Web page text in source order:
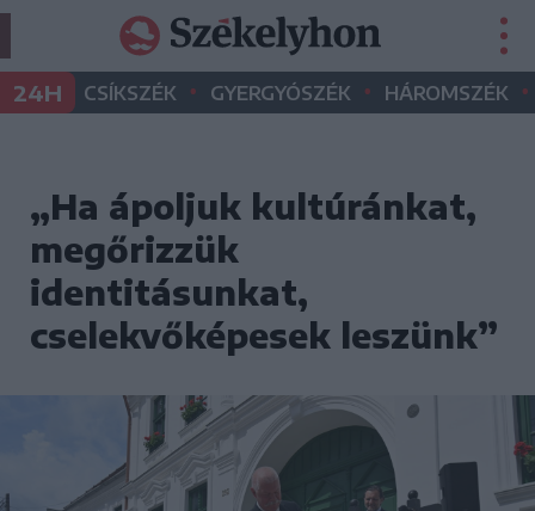
24H CSÍKSZÉK • GYERGYÓSZÉK • HÁROMSZÉK •
„Ha ápoljuk kultúránkat,
megőrizzük
identitásunkat,
cselekvőképesek leszünk”